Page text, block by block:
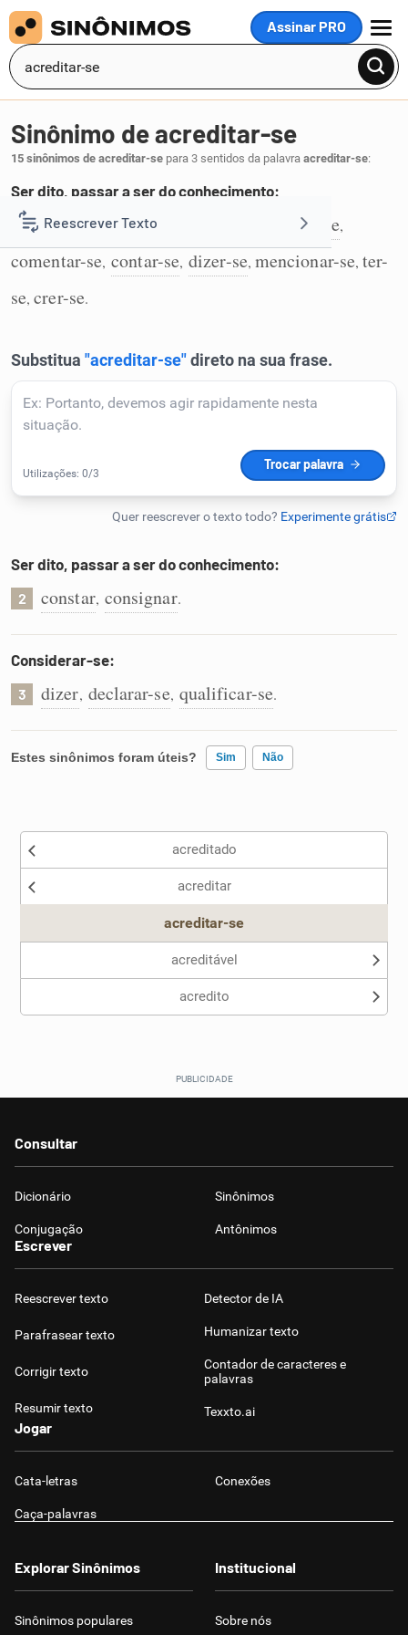
Assinar PRO
MENU
Reescrever Texto
Resumir Texto
Detector de IA
Humanizador de IA
Caça-palavras
Dicionário
Sinônimo de acreditar-se
15 sinônimos de acreditar-se para 3 sentidos da palavra acreditar-se:
Ser dito, passar a ser do conhecimento:
1 saber-se,correr, julgar-se,
comentar-se, contar-se, dizer-se, mencionar-se,ter-
se,crer-se.
Ser dito, passar a ser do conhecimento:
2 constar, consignar.
Considerar-se:
3 dizer, declarar-se, qualificar-se.
Estes sinônimos foram úteis? Sim Não
Nenhum dos sinônimos apresentados me ajudou
acreditado
acreditar
acreditar-se
acreditável
acredito
Consultar
Dicionário Sinônimos
Conjugação Antônimos
Escrever
Reescrever texto
Parafrasear texto
Corrigir texto
Resumir texto
Detector de IA
Humanizar texto
Contador de caracteres e
palavras
Texxto.ai
Jogar
Cata-letras Conexões
Caça-palavras
Explorar Sinônimos
Sinônimos populares
Institucional
Sobre nós